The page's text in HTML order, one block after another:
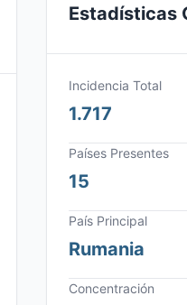
Estadísticas
Incidencia Total
1.717
Países Presentes
15
País Principal
Rumania
Concentración